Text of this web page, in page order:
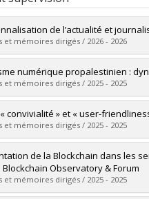
de l’actualité et
et mémoires dirigés / 2026 - 2026
:Mandolini, Nicolas
Master's
:M.A.
le document dans Papyrus
numérique propalestinien :
et mémoires dirigés / 2025 - 2025
:Aouam, Adel
Master's
:M. Sc.
le document dans Papyrus
convivialité » et « user-
et mémoires dirigés / 2025 - 2025
:Robin, Chanel
Master's
:M. Sc.
le document dans Papyrus
de la Blockchain dans les
Blockchain Observatory & Forum
et mémoires dirigés / 2025 - 2025